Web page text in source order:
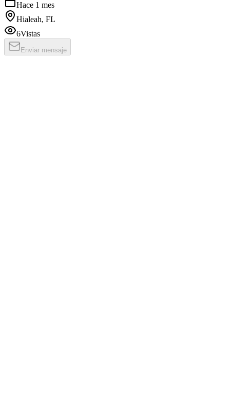
Hace 1 mes
Hialeah, FL
6Vistas
Enviar mensaje